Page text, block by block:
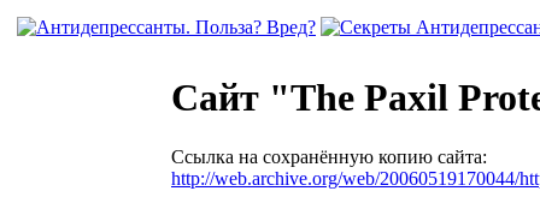
Сайт "The Paxil
Ссылка на сохранённую копию сайта:
http://web.archive.org/web/20060519170044/